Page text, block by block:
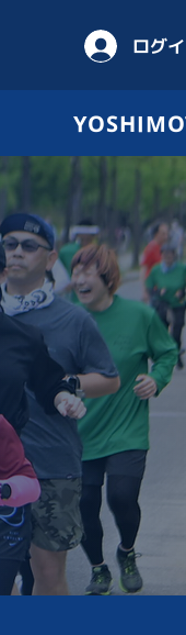
ログ